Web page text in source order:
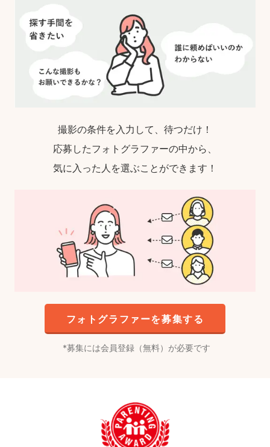
撮影の条件を入力して、待つだけ！
応募したフォトグラファーの中から、
気に入った人を選ぶことができます！
フォトグラファーを募集する
募集には会員登録（無料）が必要です